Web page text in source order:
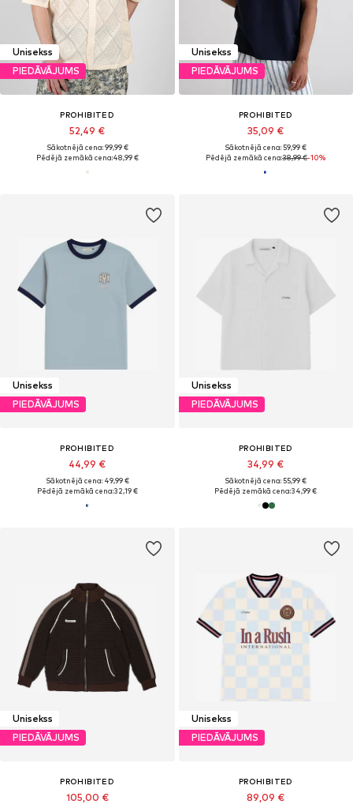
Unisekss
PIEDĀVĀJUMS
PROHIBITED
52,49 €
Sākotnējā cena: 99,99 €
Pēdējā zemākā cena:48,99 €
Unisekss
PIEDĀVĀJUMS
PROHIBITED
35,09 €
Sākotnējā cena: 59,99 €
Pēdējā zemākā cena:38,99 €-10%
Unisekss
PIEDĀVĀJUMS
PROHIBITED
44,99 €
Sākotnējā cena: 49,99 €
Pēdējā zemākā cena:32,19 €
Unisekss
PIEDĀVĀJUMS
PROHIBITED
34,99 €
Sākotnējā cena: 55,99 €
Pēdējā zemākā cena:34,99 €
Unisekss
PIEDĀVĀJUMS
PROHIBITED
105,00 €
Unisekss
PIEDĀVĀJUMS
PROHIBITED
89,09 €